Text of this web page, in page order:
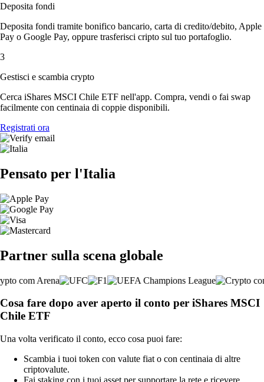
Deposita fondi
Deposita fondi tramite bonifico bancario, carta di credito/debito, Apple
Pay o Google Pay, oppure trasferisci cripto sul tuo portafoglio.
3
Gestisci e scambia crypto
Cerca iShares MSCI Chile ETF nell'app. Compra, vendi o fai swap
facilmente con centinaia di coppie disponibili.
Registrati ora
Pensato per l'Italia
Partner sulla scena globale
Cosa fare dopo aver aperto il conto per iShares MSCI
Chile ETF
Una volta verificato il conto, ecco cosa puoi fare:
Scambia i tuoi token con valute fiat o con centinaia di altre
criptovalute.
Fai staking con i tuoi asset per supportare la rete e ricevere